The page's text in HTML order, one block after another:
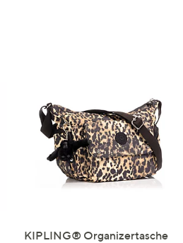
KIPLING® Organizertasche